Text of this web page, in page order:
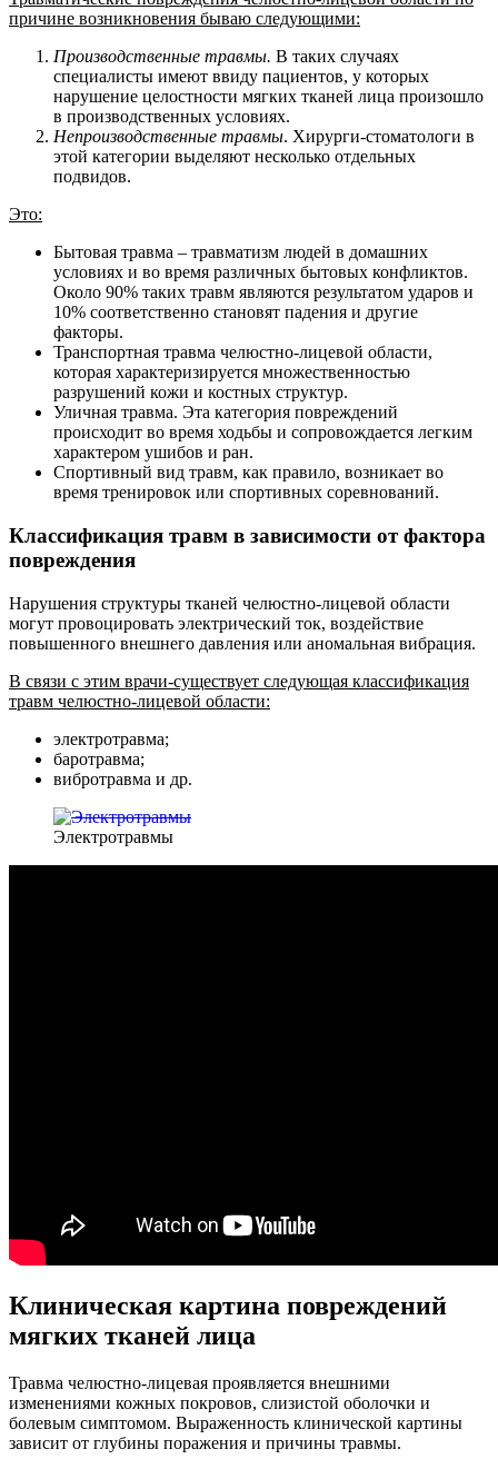
причине возникновения бываю следующими:
Производственные травмы. В таких случаях
специалисты имеют ввиду пациентов, у которых
нарушение целостности мягких тканей лица произошло
в производственных условиях.
Непроизводственные травмы. Хирурги-стоматологи в
этой категории выделяют несколько отдельных
подвидов.
Это:
Бытовая травма – травматизм людей в домашних
условиях и во время различных бытовых конфликтов.
Около 90% таких травм являются результатом ударов и
10% соответственно становят падения и другие
факторы.
Транспортная травма челюстно-лицевой области,
которая характеризируется множественностью
разрушений кожи и костных структур.
Уличная травма. Эта категория повреждений
происходит во время ходьбы и сопровождается легким
характером ушибов и ран.
Спортивный вид травм, как правило, возникает во
время тренировок или спортивных соревнований.
Классификация травм в зависимости от фактора
повреждения
Нарушения структуры тканей челюстно-лицевой области
могут провоцировать электрический ток, воздействие
повышенного внешнего давления или аномальная вибрация.
В связи с этим врачи-существует следующая классификация
травм челюстно-лицевой области:
электротравма;
баротравма;
вибротравма и др.
Электротравмы
Клиническая картина повреждений
мягких тканей лица
Травма челюстно-лицевая проявляется внешними
изменениями кожных покровов, слизистой оболочки и
болевым симптомом. Выраженность клинической картины
зависит от глубины поражения и причины травмы.